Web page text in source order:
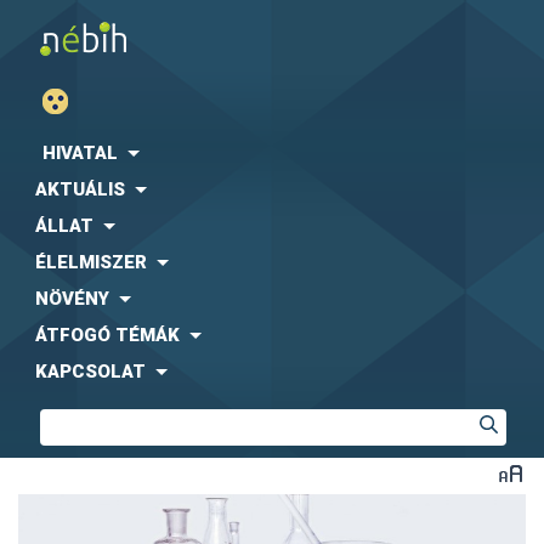
HIVATAL
AKTUÁLIS
ÁLLAT
ÉLELMISZER
NÖVÉNY
ÁTFOGÓ TÉMÁK
KAPCSOLAT